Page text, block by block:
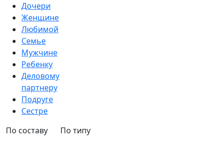
Дочери
Женщине
Любимой
Семье
Мужчине
Ребенку
Деловому
партнеру
Подруге
Сестре
По составу
По типу